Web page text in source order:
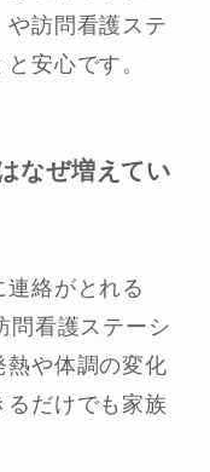
や訪問看護ステ
安心です。
なぜ増えてい
絡がとれる
問看護ステーシ
熱や体調の変化
るだけでも家族